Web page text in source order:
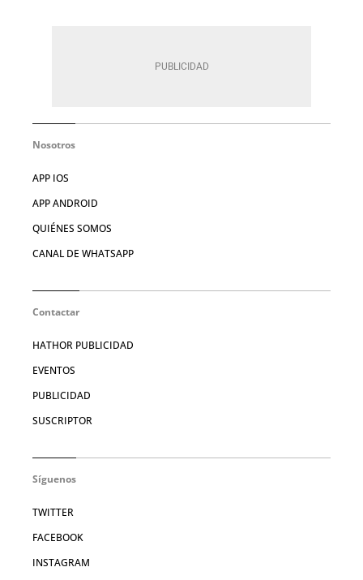
Nosotros
APP IOS
APP ANDROID
QUIÉNES SOMOS
CANAL DE WHATSAPP
Contactar
HATHOR PUBLICIDAD
EVENTOS
PUBLICIDAD
SUSCRIPTOR
Síguenos
TWITTER
FACEBOOK
INSTAGRAM